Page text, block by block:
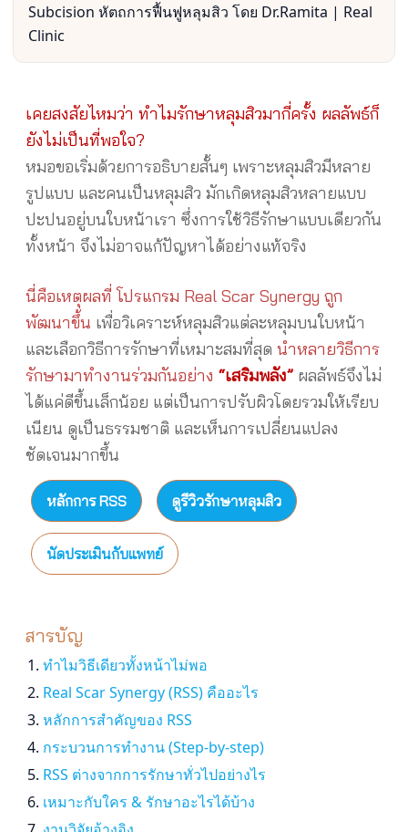
Subcision หัตถการฟื้นฟูหลุมสิว โดย Dr.Ramita | Real
Clinic
เคยสงสัยไหมว่า ทำไมรักษาหลุมสิวมากี่ครั้ง ผลลัพธ์ก็
ยังไม่เป็นที่พอใจ?
หมอขอเริ่มด้วยการอธิบายสั้นๆ เพราะหลุมสิวมีหลาย
รูปแบบ และคนเป็นหลุมสิว มักเกิดหลุมสิวหลายแบบ
ปะปนอยู่บนใบหน้าเรา ซึ่งการใช้วิธีรักษาแบบเดียวกัน
ทั้งหน้า จึงไม่อาจแก้ปัญหาได้อย่างแท้จริง
นี่คือเหตุผลที่ โปรแกรม Real Scar Synergy ถูก
พัฒนาขึ้น เพื่อวิเคราะห์หลุมสิวแต่ละหลุมบนใบหน้า
และเลือกวิธีการรักษาที่เหมาะสมที่สุด นำหลายวิธีการ
รักษามาทำงานร่วมกันอย่าง “เสริมพลัง” ผลลัพธ์จึงไม่
ได้แค่ดีขึ้นเล็กน้อย แต่เป็นการปรับผิวโดยรวมให้เรียบ
เนียน ดูเป็นธรรมชาติ และเห็นการเปลี่ยนแปลง
ชัดเจนมากขึ้น
หลักการ RSS ดูรีวิวรักษาหลุมสิว
นัดประเมินกับแพทย์
สารบัญ
ทำไมวิธีเดียวทั้งหน้าไม่พอ
Real Scar Synergy (RSS) คืออะไร
หลักการสำคัญของ RSS
กระบวนการทำงาน (Step-by-step)
RSS ต่างจากการรักษาทั่วไปอย่างไร
เหมาะกับใคร & รักษาอะไรได้บ้าง